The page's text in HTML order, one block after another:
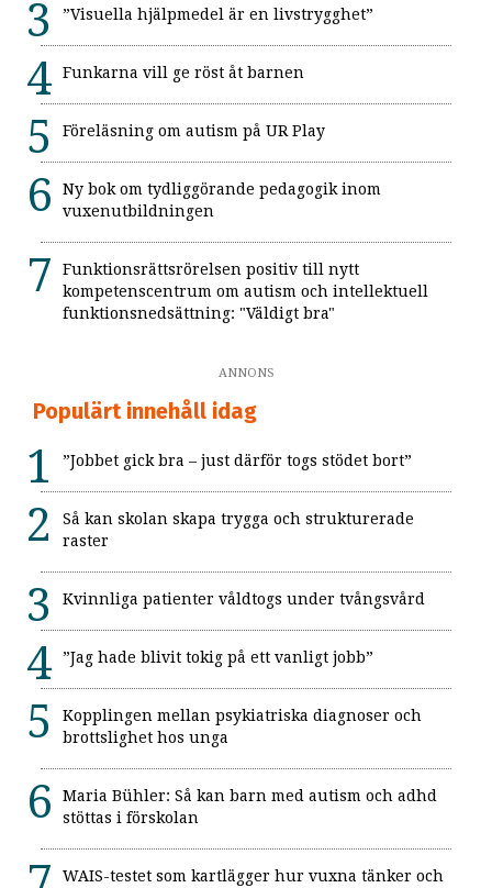
”Visuella hjälpmedel är en livstrygghet”
Funkarna vill ge röst åt barnen
Föreläsning om autism på UR Play
Ny bok om tydliggörande pedagogik inom
vuxenutbildningen
Funktionsrättsrörelsen positiv till nytt
kompetenscentrum om autism och intellektuell
funktionsnedsättning: "Väldigt bra"
ANNONS
Populärt innehåll idag
”Jobbet gick bra – just därför togs stödet bort”
Så kan skolan skapa trygga och strukturerade
raster
Kvinnliga patienter våldtogs under tvångsvård
”Jag hade blivit tokig på ett vanligt jobb”
Kopplingen mellan psykiatriska diagnoser och
brottslighet hos unga
Maria Bühler: Så kan barn med autism och adhd
stöttas i förskolan
WAIS-testet som kartlägger hur vuxna tänker och